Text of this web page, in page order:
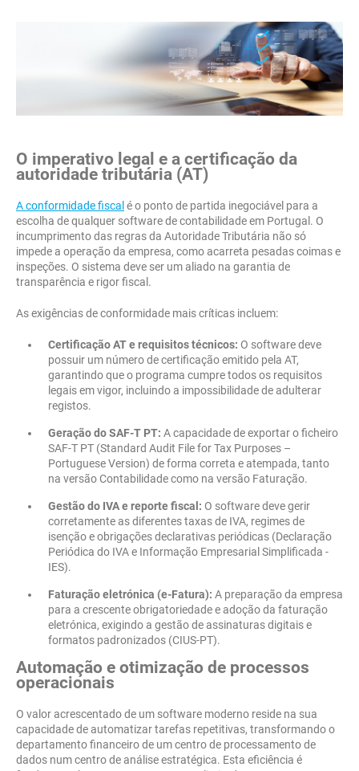
O imperativo legal e a certificação da
autoridade tributária (AT)
A conformidade fiscal é o ponto de partida inegociável para a
escolha de qualquer software de contabilidade em Portugal. O
incumprimento das regras da Autoridade Tributária não só
impede a operação da empresa, como acarreta pesadas coimas e
inspeções. O sistema deve ser um aliado na garantia de
transparência e rigor fiscal.
As exigências de conformidade mais críticas incluem:
Certificação AT e requisitos técnicos: O software deve
possuir um número de certificação emitido pela AT,
garantindo que o programa cumpre todos os requisitos
legais em vigor, incluindo a impossibilidade de adulterar
registos.
Geração do SAF-T PT: A capacidade de exportar o ficheiro
SAF-T PT (Standard Audit File for Tax Purposes –
Portuguese Version) de forma correta e atempada, tanto
na versão Contabilidade como na versão Faturação.
Gestão do IVA e reporte fiscal: O software deve gerir
corretamente as diferentes taxas de IVA, regimes de
isenção e obrigações declarativas periódicas (Declaração
Periódica do IVA e Informação Empresarial Simplificada -
IES).
Faturação eletrónica (e-Fatura): A preparação da empresa
para a crescente obrigatoriedade e adoção da faturação
eletrónica, exigindo a gestão de assinaturas digitais e
formatos padronizados (CIUS-PT).
Automação e otimização de processos
operacionais
O valor acrescentado de um software moderno reside na sua
capacidade de automatizar tarefas repetitivas, transformando o
departamento financeiro de um centro de processamento de
dados num centro de análise estratégica. Esta eficiência é